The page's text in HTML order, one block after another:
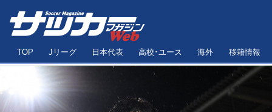
TOP Jリーグ 日本代表 高校･ユース 海外 移籍情報